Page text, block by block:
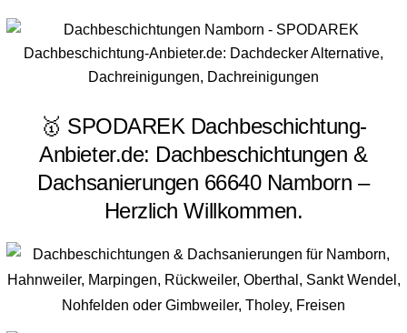
🥇 SPODAREK Dachbeschichtung-
Anbieter.de: Dachbeschichtungen &
Dachsanierungen 66640 Namborn –
Herzlich Willkommen.